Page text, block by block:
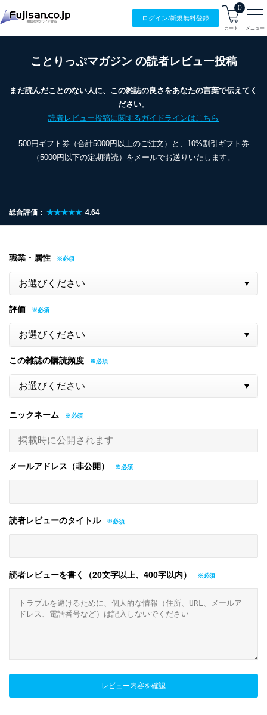
ログイン/新規無料登録
0
カート メニュー
ことりっぷマガジン の読者レビュー投稿
まだ読んだことのない人に、この雑誌の良さをあなたの言葉で伝えてく
ださい。
読者レビュー投稿に関するガイドラインはこちら
500円ギフト券（合計5000円以上のご注文）と、10%割引ギフト券
（5000円以下の定期購読）をメールでお送りいたします。
総合評価： ★★★★★ 4.64
職業・属性
評価
この雑誌の購読頻度
ニックネーム
メールアドレス（非公開）
読者レビューのタイトル
読者レビューを書く（20文字以上、400字以内）